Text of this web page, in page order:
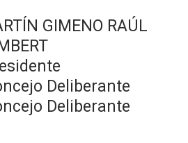
GIMENO RAÚL
Deliberante
Deliberante